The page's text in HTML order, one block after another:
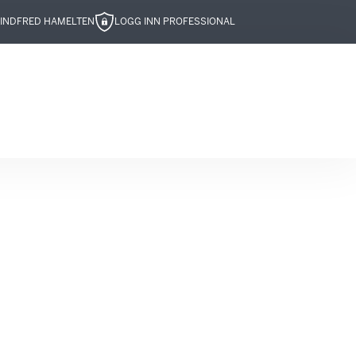
FRED HAMELTEN LOGG INN PROFESSIONAL